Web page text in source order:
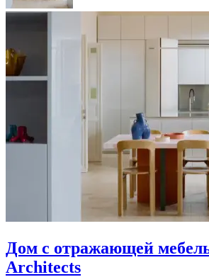
Дом с отражающей
Architects